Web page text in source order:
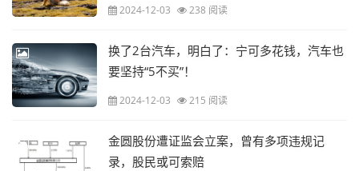
2024-12-03 238 阅读
换了2台汽车，明白了：宁可多花钱，汽车也
要坚持“5不买”！
2024-12-03 215 阅读
金圆股份遭证监会立案，曾有多项违规记
录，股民或可索赔